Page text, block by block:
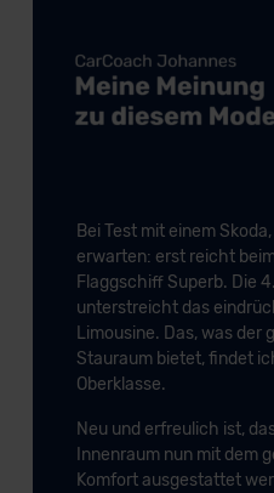
Bei Test mit einem
erwarten: erst reicht
Flaggschiff Superb. Die
unterstreicht das
Limousine. Das, was der
Stauraum bietet, findet
Oberklasse.
Neu und erfreulich ist,
Innenraum nun mit dem
Komfort ausgestattet